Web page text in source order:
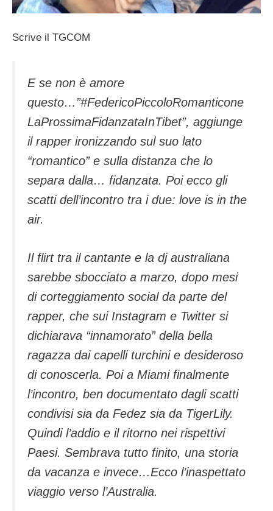
Scrive il TGCOM
E se non è amore
questo…”#FedericoPiccoloRomanticone
LaProssimaFidanzataInTibet”, aggiunge
il rapper ironizzando sul suo lato
“romantico” e sulla distanza che lo
separa dalla… fidanzata. Poi ecco gli
scatti dell’incontro tra i due: love is in the
air.
Il flirt tra il cantante e la dj australiana
sarebbe sbocciato a marzo, dopo mesi
di corteggiamento social da parte del
rapper, che sui Instagram e Twitter si
dichiarava “innamorato” della bella
ragazza dai capelli turchini e desideroso
di conoscerla. Poi a Miami finalmente
l’incontro, ben documentato dagli scatti
condivisi sia da Fedez sia da TigerLily.
Quindi l’addio e il ritorno nei rispettivi
Paesi. Sembrava tutto finito, una storia
da vacanza e invece…Ecco l’inaspettato
viaggio verso l’Australia.